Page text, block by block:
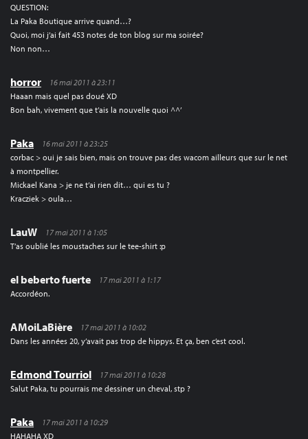
QUESTION:
La Paka Boutique arrive quand…?
Quoi, moi j’ai fait 453 notes de ton blog sur ma soirée?
Non non…
horror
16 mai 2011 à 23:11
Haaan mais quel pas doué XD
Bon bah, vivement que t’ais la nouvelle quoi ^^’
Paka
16 mai 2011 à 23:25
corbac > oui je sais bien, mais on trouve pas des wacom ailleurs que sur le net
à montpellier.
Mickael Kana > je ne t’ai rien dit… qui es tu ?
Kracziek > oula…
LauW
17 mai 2011 à 1:05
T’as oublié les moustaches sur le tee-shirt :p
el beberto fuerte
17 mai 2011 à 1:17
Accordéon.
AMoiLaBière
17 mai 2011 à 10:02
Dans les années 20, y’avait pas trop de hippys. Et ça, ben c’est cool.
Edmond Tourriol
17 mai 2011 à 10:28
Salut Paka, tu pourrais me dessiner un cheval, stp ?
Paka
17 mai 2011 à 10:29
HAHAHA XD